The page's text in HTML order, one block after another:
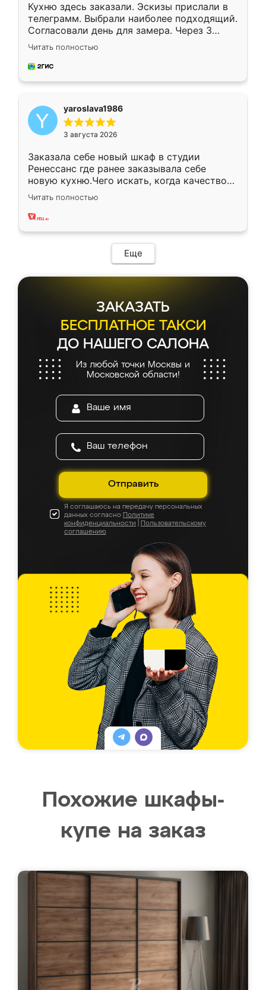
Кухню здесь заказали. Эскизы прислали в
телеграмм. Выбрали наиболее подходящий.
Согласовали день для замера. Через 3
недели кухня была уже готова. Остались
довольны работой. Спасибо Ренессанс
мебель за качественную работу!
Читать полностью
yaroslava1986
3 августа 2026
Заказала себе новый шкаф в студии
Ренессанс где ранее заказывала себе
новую кухню.Чего искать, когда качеством
вполне довольна. Служит кухня уже почти
два года, нареканий нет.
Читать полностью
Еще
ЗАКАЗАТЬ
БЕСПЛАТНОЕ ТАКСИ
ДО НАШЕГО САЛОНА
Из любой точки Москвы и
Московской области!
Отправить
Я соглашаюсь на передачу персональных
данных согласно Политике
конфиденциальности
Пользовательскому
соглашению
Похожие шкафы-
купе на заказ